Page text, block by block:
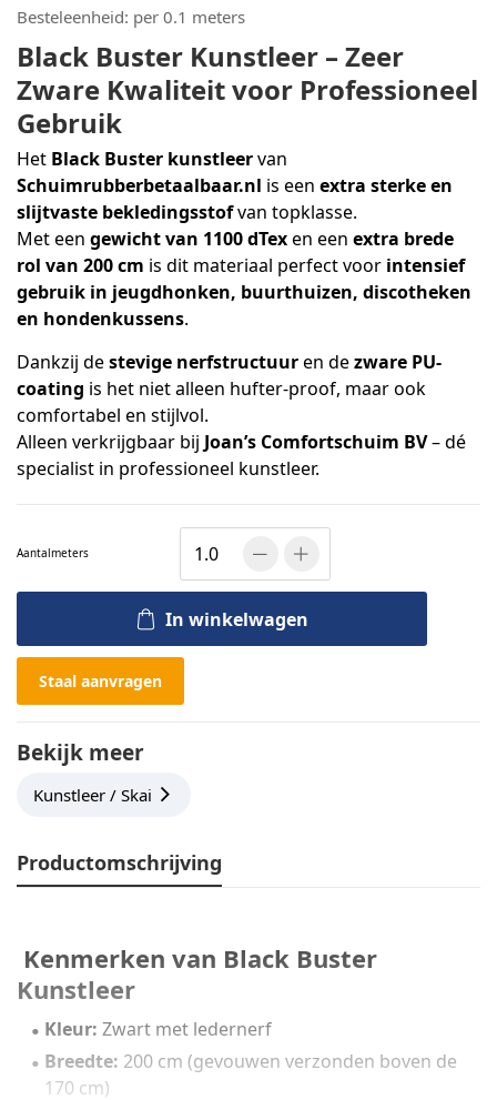
Besteleenheid: per 0.1 meters
Black Buster Kunstleer – Zeer
Zware Kwaliteit voor Professioneel
Gebruik
Het Black Buster kunstleervan
Schuimrubberbetaalbaar.nl is een extra sterke en
slijtvaste bekledingsstofvan topklasse.
Met een gewicht van 1100 dTexen een extra brede
rol van 200 cm is dit materiaal perfect voor intensief
gebruik in jeugdhonken, buurthuizen, discotheken
en hondenkussens.
Dankzij destevige nerfstructuuren dezware PU-
coating is het niet alleen hufter-proof, maar ook
comfortabel en stijlvol.
Alleen verkrijgbaar bij Joan’s Comfortschuim BV– dé
specialist in professioneel kunstleer.
Aantalmeters
In winkelwagen
Staal aanvragen
Bekijk meer
Kunstleer / Skai
Productomschrijving
Kenmerken van Black Buster
Kunstleer
Kleur: Zwart met ledernerf
Breedte: 200 cm (gevouwen verzonden boven de
170 cm)